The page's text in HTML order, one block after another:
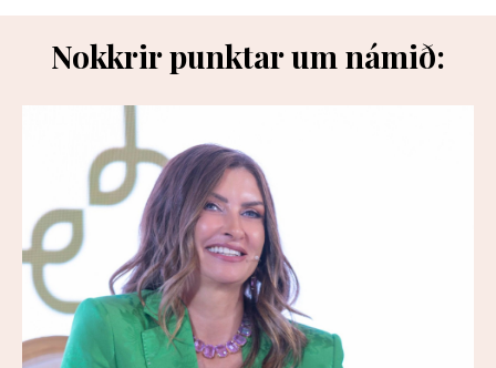
Nokkrir punktar um námið: